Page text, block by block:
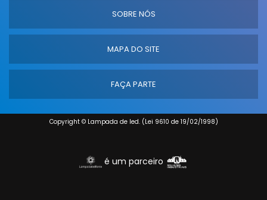
SOBRE NÓS
MAPA DO SITE
FAÇA PARTE
Copyright © Lampada de led. (Lei 9610 de 19/02/1998)
é um parceiro